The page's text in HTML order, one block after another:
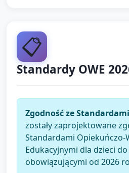
📋
Standardy OWE
Zgodność ze
zostały zaprojektowane
Standardami Opiekuńczo-
Edukacyjnymi dla dzieci
obowiązującymi od 2026